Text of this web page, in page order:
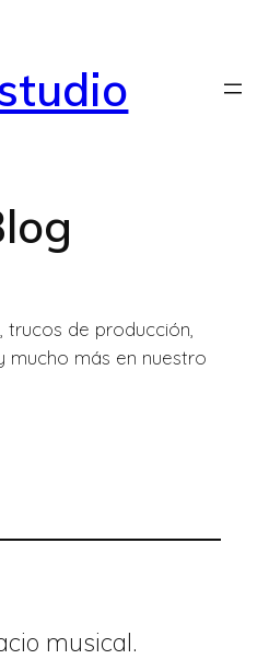
trucos de producción,
mucho más en nuestro
musical.